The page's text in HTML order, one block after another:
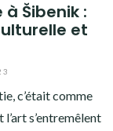
Šibenik :
et
c’était comme
s’entremêlent